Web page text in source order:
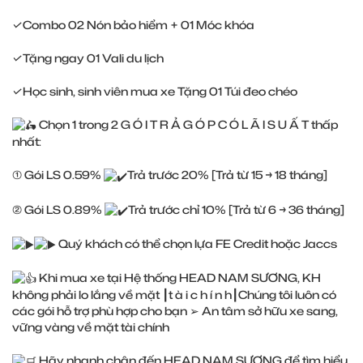
✓Combo 02 Nón bảo hiểm + 01 Móc khóa
✓Tặng ngay 01 Vali du lịch
✓Học sinh, sinh viên mua xe Tặng 01 Túi đeo chéo
Chọn 1 trong 2 G Ó I T R Ả G Ó P C Ó L Ã I S U Ấ T thấp
nhất:
① Gói LS 0.59% Trả trước 20% [Trả từ 15 → 18 tháng]
② Gói LS 0.89% Trả trước chỉ 10% [Trả từ 6 → 36 tháng]
Quý khách có thể chọn lựa FE Credit hoặc Jaccs
Khi mua xe tại Hệ thống HEAD NAM SƯƠNG, KH
không phải lo lắng về mặt ┃t à i c h í n h┃Chúng tôi luôn có
các gói hỗ trợ phù hợp cho bạn ➢ An tâm sở hữu xe sang,
vững vàng về mặt tài chính